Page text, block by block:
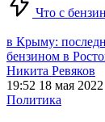
Что с
в Крыму:
бензином в
Никита Ревяков
19:52 18 мая 2022
Политика